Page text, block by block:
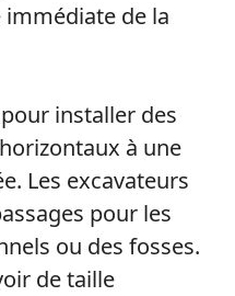
de la
installer des
à une
Les excavateurs
pour les
ou des fosses.
de taille